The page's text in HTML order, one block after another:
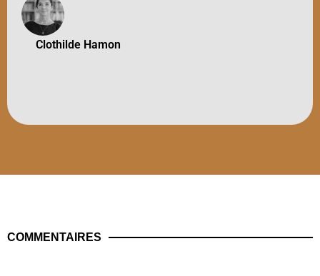
Clothilde Hamon
COMMENTAIRES